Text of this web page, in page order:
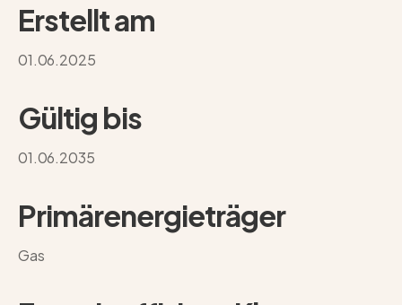
Erstellt am
01.06.2025
Gültig bis
01.06.2035
Primärenergieträger
Gas